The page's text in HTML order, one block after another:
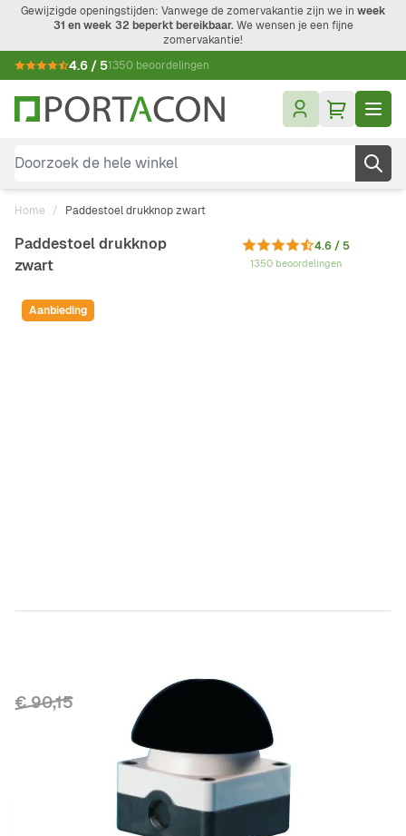
Ga naar de inhoud
Gewijzigde openingstijden: Vanwege de zomervakantie zijn we in week
31 en week 32 beperkt bereikbaar.We wensen je een fijne
zomervakantie!
4.6 / 51350 beoordelingen
Doorzoek de hele winkel
Home / Paddestoel drukknop zwart
Paddestoel drukknop
zwart
4.6 / 5
1350 beoordelingen
Aanbieding
€ 90,15
Incl. BTW